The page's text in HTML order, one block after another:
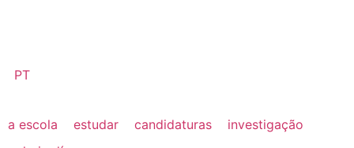
PT
a escola estudar candidaturas
investigação